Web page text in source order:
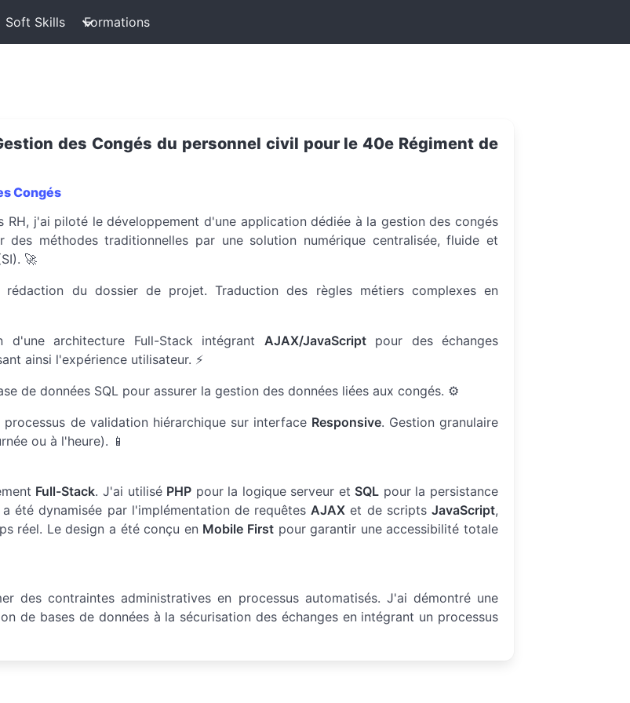
Soft Skills Formations
des Congés du personnel civil pour le 40e Régiment de
Congés
j'ai piloté le développement d'une application dédiée à la gestion des congés
méthodes traditionnelles par une solution numérique centralisée, fluide et
🚀
du dossier de projet. Traduction des règles métiers complexes en
d'une architecture Full-Stack intégrant AJAX/JavaScriptpour des échanges
ainsi l'expérience utilisateur. ⚡
de données SQL pour assurer la gestion des données liées aux congés. ⚙️
de validation hiérarchique sur interface Responsive. Gestion granulaire
ou à l'heure). 📱
Full-Stack. J'ai utilisé PHP pour la logique serveur et SQL pour la persistance
été dynamisée par l'implémentation de requêtesAJAX et de scripts JavaScript,
réel. Le design a été conçu en Mobile First pour garantir une accessibilité totale
des contraintes administratives en processus automatisés. J'ai démontré une
de bases de données à la sécurisation des échanges en intégrant un processus